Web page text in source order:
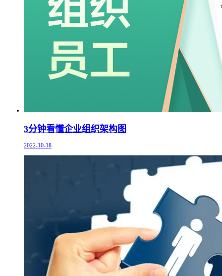
3分钟看懂企业组织架构图
2022-10-18